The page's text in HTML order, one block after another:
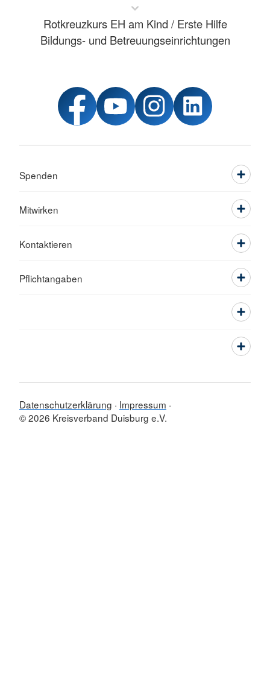
Rotkreuzkurs EH am Kind / Erste Hilfe
Bildungs- und Betreuungseinrichtungen
Spenden
Mitwirken
Kontaktieren
Pflichtangaben
Datenschutzerklärung
Impressum
© 2026 Kreisverband Duisburg e.V.